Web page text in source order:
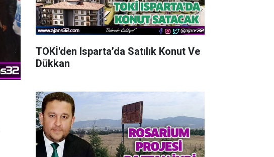
TOKİ'den Isparta’da Satılık Konut Ve
Dükkan